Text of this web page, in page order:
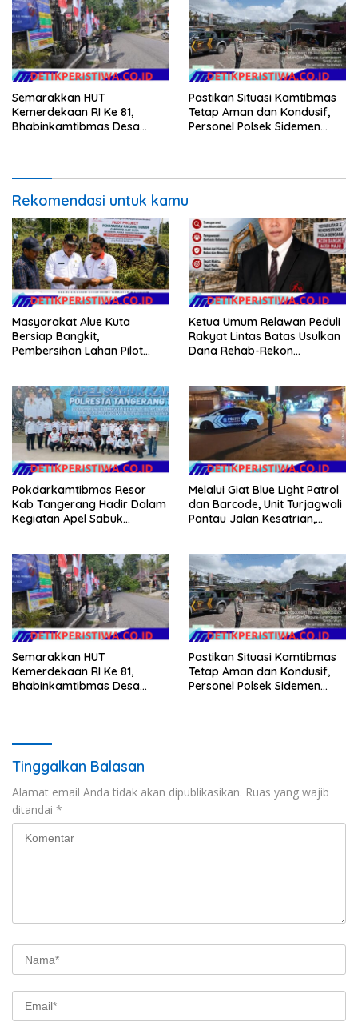
Semarakkan HUT
Kemerdekaan RI Ke 81,
Bhabinkamtibmas Desa
Pastikan Situasi Kamtibmas
Tetap Aman dan Kondusif,
Personel Polsek Sidemen
Rekomendasi untuk kamu
Masyarakat Alue Kuta
Bersiap Bangkit,
Pembersihan Lahan Pilot
Ketua Umum Relawan Peduli
Rakyat Lintas Batas Usulkan
Dana Rehab-Rekon
Pemerintah Pusat
Pokdarkamtibmas Resor
Kab Tangerang Hadir Dalam
Kegiatan Apel Sabuk
Melalui Giat Blue Light Patrol
dan Barcode, Unit Turjagwali
Pantau Jalan Kesatrian,
Semarakkan HUT
Kemerdekaan RI Ke 81,
Bhabinkamtibmas Desa
Pastikan Situasi Kamtibmas
Tetap Aman dan Kondusif,
Personel Polsek Sidemen
Tinggalkan Balasan
Alamat email Anda tidak akan dipublikasikan. Ruas yang wajib
ditandai *